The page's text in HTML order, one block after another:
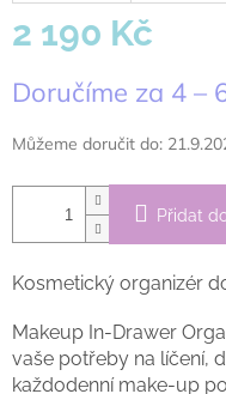
2 190 Kč
cena:
Doručíme za 4 –
Můžeme doručit do:
Přidat
Kosmetický organizér
Makeup In-Drawer
vaše potřeby na líčení,
každodenní make-up